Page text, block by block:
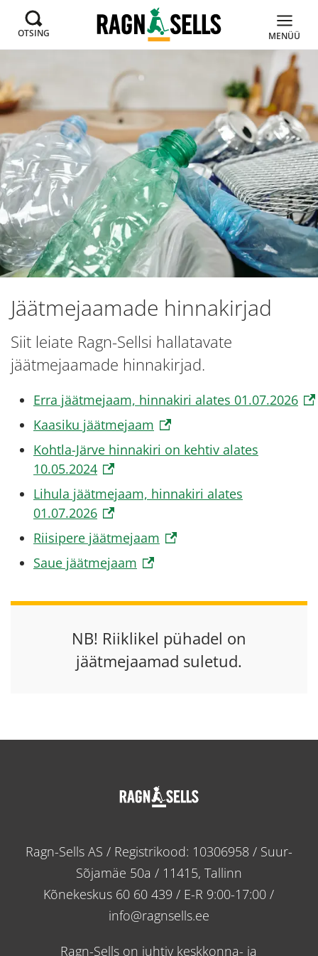
OTSING MENÜÜ
Jäätmejaamade hinnakirjad
Siit leiate Ragn-Sellsi hallatavate
jäätmejaamade hinnakirjad.
Erra jäätmejaam, hinnakiri alates 01.07.2026
Kaasiku jäätmejaam
Kohtla-Järve hinnakiri on kehtiv alates
10.05.2024
Lihula jäätmejaam, hinnakiri alates
01.07.2026
Riisipere jäätmejaam
Saue jäätmejaam
NB! Riiklikel pühadel on
jäätmejaamad suletud.
Ragn-Sells AS / Registrikood: 10306958 / Suur-
Sõjamäe 50a / 11415, Tallinn
Kõnekeskus 60 60 439 / E-R 9:00-17:00 /
info@ragnsells.ee
Ragn-Sells on juhtiv keskkonna- ja